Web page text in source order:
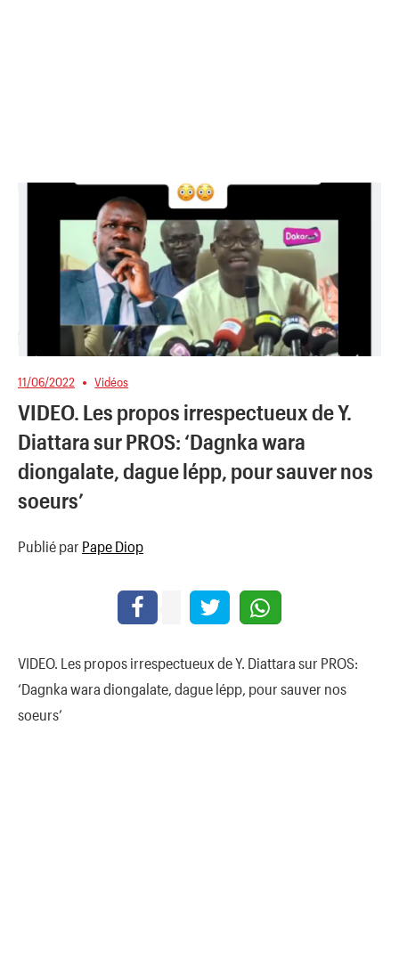
11/06/2022 Vidéos
VIDEO. Les propos irrespectueux de Y.
Diattara sur PROS: ‘Dagnka wara
diongalate, dague lépp, pour sauver nos
soeurs’
Publié par Pape Diop
VIDEO. Les propos irrespectueux de Y. Diattara sur PROS:
‘Dagnka wara diongalate, dague lépp, pour sauver nos
soeurs’